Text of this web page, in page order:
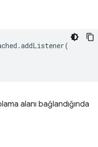
.addListener(
alanı bağlandığında